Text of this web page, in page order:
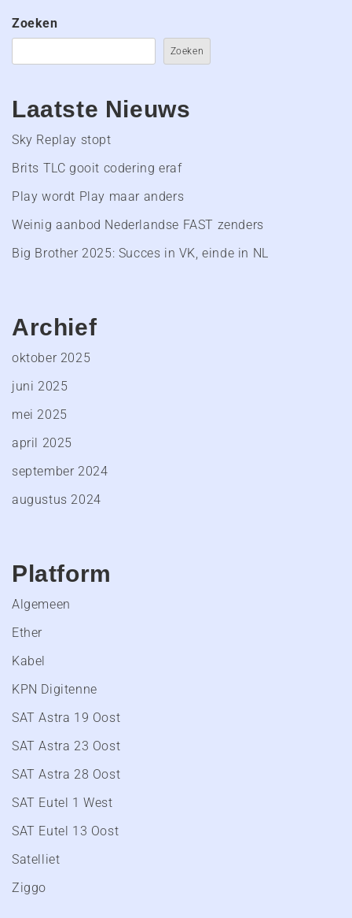
Zoeken
Zoeken
Laatste Nieuws
Sky Replay stopt
Brits TLC gooit codering eraf
Play wordt Play maar anders
Weinig aanbod Nederlandse FAST zenders
Big Brother 2025: Succes in VK, einde in NL
Archief
oktober 2025
juni 2025
mei 2025
april 2025
september 2024
augustus 2024
Platform
Algemeen
Ether
Kabel
KPN Digitenne
SAT Astra 19 Oost
SAT Astra 23 Oost
SAT Astra 28 Oost
SAT Eutel 1 West
SAT Eutel 13 Oost
Satelliet
Ziggo